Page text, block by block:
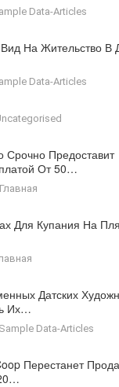
Data-Articles
На Жительство В
Data-Articles
Срочно Предоставит
От 50…
Главная
Для Купания На
Датских
Их…
Sample Data-Articles
Перестанет